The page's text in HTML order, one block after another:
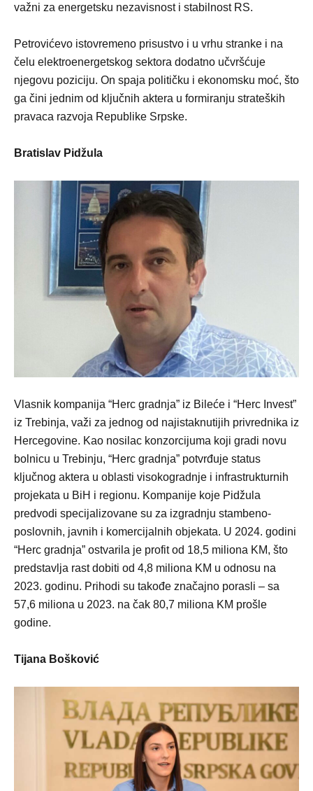
važni za energetsku nezavisnost i stabilnost RS.
Petrovićevo istovremeno prisustvo i u vrhu stranke i na
čelu elektroenergetskog sektora dodatno učvršćuje
njegovu poziciju. On spaja političku i ekonomsku moć, što
ga čini jednim od ključnih aktera u formiranju strateških
pravaca razvoja Republike Srpske.
Bratislav Pidžula
Vlasnik kompanija “Herc gradnja” iz Bileće i “Herc Invest”
iz Trebinja, važi za jednog od najistaknutijih privrednika iz
Hercegovine. Kao nosilac konzorcijuma koji gradi novu
bolnicu u Trebinju, “Herc gradnja” potvrđuje status
ključnog aktera u oblasti visokogradnje i infrastrukturnih
projekata u BiH i regionu. Kompanije koje Pidžula
predvodi specijalizovane su za izgradnju stambeno-
poslovnih, javnih i komercijalnih objekata. U 2024. godini
“Herc gradnja” ostvarila je profit od 18,5 miliona KM, što
predstavlja rast dobiti od 4,8 miliona KM u odnosu na
2023. godinu. Prihodi su takođe značajno porasli – sa
57,6 miliona u 2023. na čak 80,7 miliona KM prošle
godine.
Tijana Bošković